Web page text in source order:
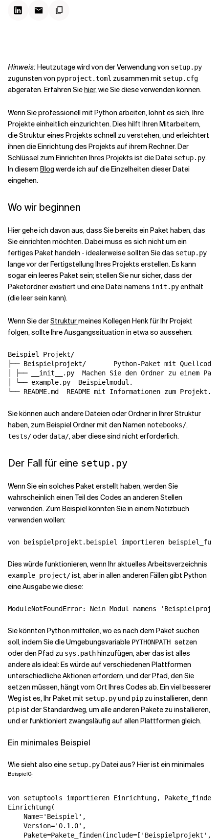
Verwandte Themen
Hinweis:Heutzutage wird von der Verwendung von setup.py
zugunsten von pyproject.toml zusammen mit setup.cfg
abgeraten. Erfahren Siehier, wie Sie diese verwenden können.
Wenn Sie professionell mit Python arbeiten, lohnt es sich, Ihre
Projekte einheitlich einzurichten. Dies hilft Ihren Mitarbeitern,
die Struktur eines Projekts schnell zu verstehen, und erleichtert
ihnen die Einrichtung des Projekts auf ihrem Rechner. Der
Schlüssel zum Einrichten Ihres Projekts ist die Datei setup.py.
In diesem Blog werde ich auf die Einzelheiten dieser Datei
eingehen.
Wo wir beginnen
Hier gehe ich davon aus, dass Sie bereits ein Paket haben, das
Sie einrichten möchten. Dabei muss es sich nicht um ein
fertiges Paket handeln - idealerweise sollten Sie das setup.py
lange vor der Fertigstellung Ihres Projekts erstellen. Es kann
sogar ein leeres Paket sein; stellen Sie nur sicher, dass der
Paketordner existiert und eine Datei namens init .pyenthält
(die leer sein kann).
Wenn Sie derStrukturmeines Kollegen Henk für Ihr Projekt
folgen, sollte Ihre Ausgangssituation in etwa so aussehen:
Beispiel_Projekt/
├── Beispielprojekt/
  Python-Paket mit
Quellcode
│ ├── __init__.py
Machen Sie den Ordner zu einem
│ └── example.py
Beispielmodul.
└── README.md
Sie können auch andere Dateien oder Ordner in Ihrer Struktur
haben, zum Beispiel Ordner mit den Namen notebooks/,
tests/oderdata/, aber diese sind nicht erforderlich.
Der Fall für eine setup.py
Wenn Sie ein solches Paket erstellt haben, werden Sie
wahrscheinlich einen Teil des Codes an anderen Stellen
verwenden. Zum Beispiel könnten Sie in einem Notizbuch
verwenden wollen:
von beispielprojekt.beispiel importieren
Dies würde funktionieren, wenn Ihr aktuelles Arbeitsverzeichnis
example_project/ist, aber in allen anderen Fällen gibt Python
eine Ausgabe wie diese:
ModuleNotFoundError: Nein Modul namens
Sie könnten Python mitteilen, wo es nach dem Paket suchen
soll, indem Sie die Umgebungsvariable PYTHONPATH setzen
oder den Pfad zu sys.pathhinzufügen, aber das ist alles
andere als ideal: Es würde auf verschiedenen Plattformen
unterschiedliche Aktionen erfordern, und der Pfad, den Sie
setzen müssen, hängt vom Ort Ihres Codes ab. Ein viel besserer
Weg ist es, Ihr Paket mit setup.pyund pip zu installieren, denn
pipist der Standardweg, um alle anderen Pakete zu installieren,
und er funktioniert zwangsläufig auf allen Plattformen gleich.
Ein minimales Beispiel
Wie sieht also eine setup.pyDatei aus? Hier ist ein minimales
Beispiel0:
von setuptools importieren Einrichtung,
Pakete_finden
Einrichtung(
Name='Beispiel' ,
Version='0.1.0' ,
Pakete=Pakete_finden(include= [ 'Beispielprojekt' ,